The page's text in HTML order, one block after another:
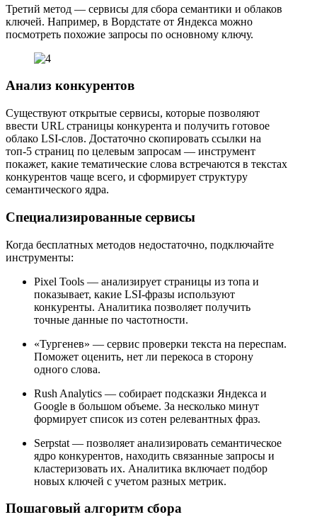
Третий метод — сервисы для сбора семантики и облаков
ключей. Например, в Вордстате от Яндекса можно
посмотреть похожие запросы по основному ключу.
Анализ конкурентов
Существуют открытые сервисы, которые позволяют
ввести URL страницы конкурента и получить готовое
облако LSI-слов. Достаточно скопировать ссылки на
топ-5 страниц по целевым запросам — инструмент
покажет, какие тематические слова встречаются в текстах
конкурентов чаще всего, и сформирует структуру
семантического ядра.
Специализированные сервисы
Когда бесплатных методов недостаточно, подключайте
инструменты:
Pixel Tools — анализирует страницы из топа и
показывает, какие LSI-фразы используют
конкуренты. Аналитика позволяет получить
точные данные по частотности.
«Тургенев» — сервис проверки текста на переспам.
Поможет оценить, нет ли перекоса в сторону
одного слова.
Rush Analytics — собирает подсказки Яндекса и
Google в большом объеме. За несколько минут
формирует список из сотен релевантных фраз.
Serpstat — позволяет анализировать семантическое
ядро конкурентов, находить связанные запросы и
кластеризовать их. Аналитика включает подбор
новых ключей с учетом разных метрик.
Пошаговый алгоритм сбора